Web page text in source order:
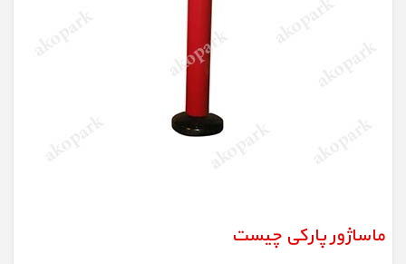
ماساژور پارکی چیست